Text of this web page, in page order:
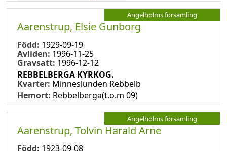
Ängelholms församling
Aarenstrup, Elsie Gunborg
Född: 1929-09-19
Avliden: 1996-11-25
Gravsatt: 1996-12-12
REBBELBERGA KYRKOG.
Kvarter: Minneslunden Rebbelb
Hemort: Rebbelberga(t.o.m 09)
Ängelholms församling
Aarenstrup, Tolvin Harald Arne
Född: 1923-09-08